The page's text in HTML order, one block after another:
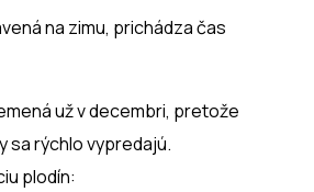
na zimu, prichádza čas
už v decembri, pretože
sa rýchlo vypredajú.
plodín: